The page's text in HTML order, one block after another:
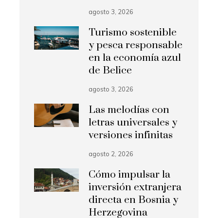
agosto 3, 2026
Turismo sostenible
y pesca responsable
en la economía azul
de Belice
agosto 3, 2026
Las melodías con
letras universales y
versiones infinitas
agosto 2, 2026
Cómo impulsar la
inversión extranjera
directa en Bosnia y
Herzegovina